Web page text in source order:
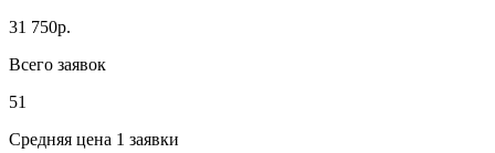
31 750р.
Всего заявок
51
Средняя цена 1 заявки